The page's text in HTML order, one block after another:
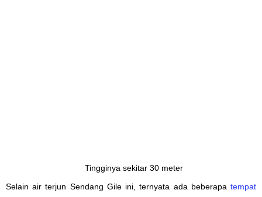
Tingginya sekitar 30 meter
Selain air terjun Sendang Gile ini, ternyata ada beberapatempat